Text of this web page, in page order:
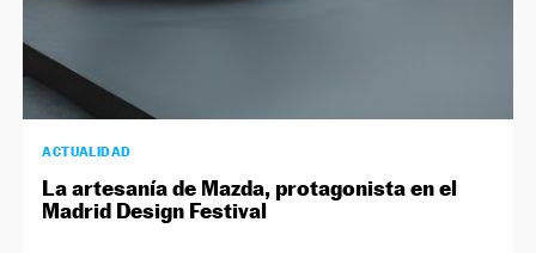
ACTUALIDAD
La artesanía de Mazda, protagonista en el
Madrid Design Festival